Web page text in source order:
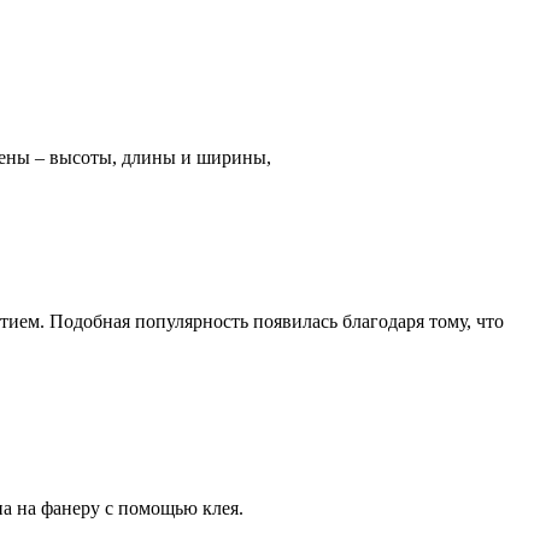
– высоты, длины и ширины,
Подобная популярность появилась благодаря тому, что
на фанеру с помощью клея.